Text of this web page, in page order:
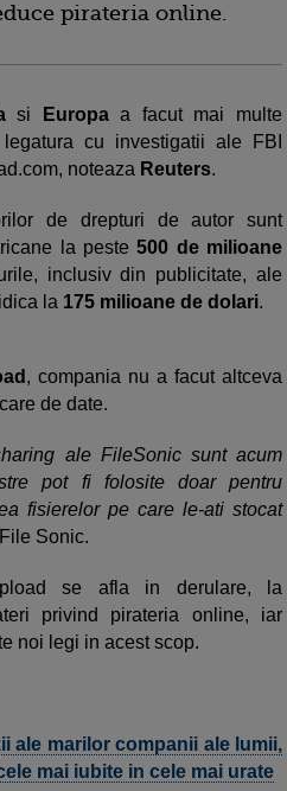
pirateria online.
si Europaa facut mai multe
cu investigatii ale FBI
noteaza Reuters.
de drepturi de autor sunt
la peste500 de milioane
inclusiv din publicitate, ale
la 175 milioane de dolari.
, compania nu a facut altceva
de date.
ale FileSonic sunt acum
pot fi folosite doar pentru
fisierelor pe care le-ati stocat
Sonic.
se afla in derulare, la
privind pirateria online, iar
noi legi in acest scop.
ale marilor companii ale lumii,
mai iubite in cele mai urate